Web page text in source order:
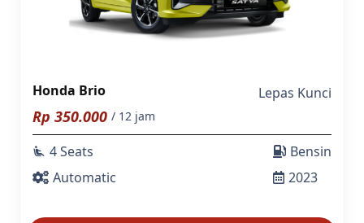
Honda Brio Lepas Kunci
Rp 350.000 / 12 jam
airline_seat_recline_extra 4 Seats
Automatic
Bensin
2023